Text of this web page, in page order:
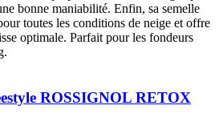
bonne maniabilité. Enfin, sa semelle
toutes les conditions de neige et offre
optimale. Parfait pour les fondeurs
ROSSIGNOL RETOX